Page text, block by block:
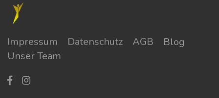
Impressum Datenschutz AGB
Blog
Unser Team